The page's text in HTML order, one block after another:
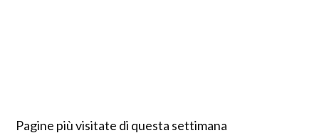
Pagine più visitate di questa settimana